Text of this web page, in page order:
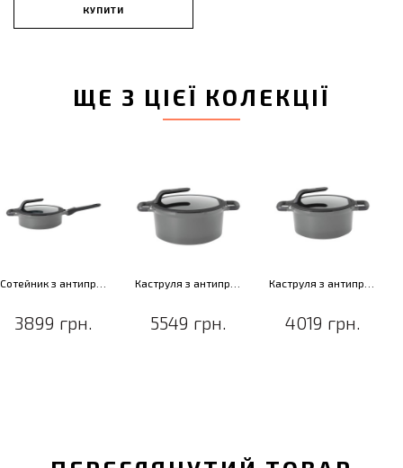
КУПИТИ
ЩЕ З ЦІЄЇ КОЛЕКЦІЇ
3899 грн. 5549 грн. 4019 грн.